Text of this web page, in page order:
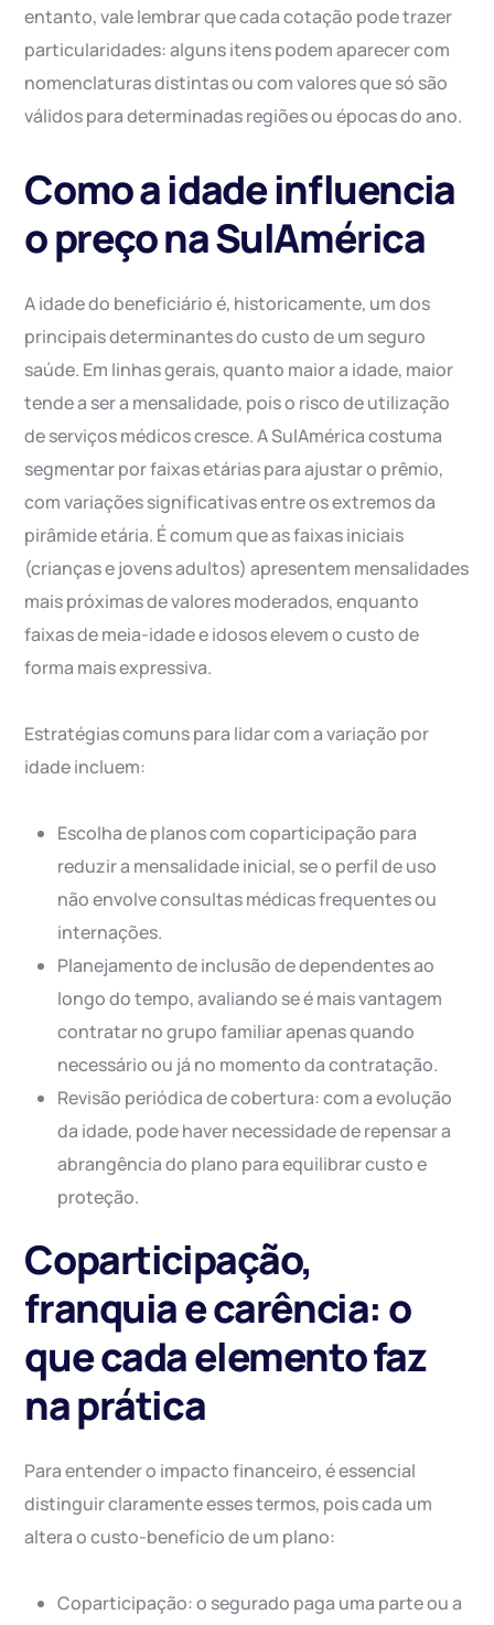
entanto, vale lembrar que cada cotação pode trazer
particularidades: alguns itens podem aparecer com
nomenclaturas distintas ou com valores que só são
válidos para determinadas regiões ou épocas do ano.
Como a idade influencia
o preço na SulAmérica
A idade do beneficiário é, historicamente, um dos
principais determinantes do custo de um seguro
saúde. Em linhas gerais, quanto maior a idade, maior
tende a ser a mensalidade, pois o risco de utilização
de serviços médicos cresce. A SulAmérica costuma
segmentar por faixas etárias para ajustar o prêmio,
com variações significativas entre os extremos da
pirâmide etária. É comum que as faixas iniciais
(crianças e jovens adultos) apresentem mensalidades
mais próximas de valores moderados, enquanto
faixas de meia-idade e idosos elevem o custo de
forma mais expressiva.
Estratégias comuns para lidar com a variação por
idade incluem:
Escolha de planos com coparticipação para
reduzir a mensalidade inicial, se o perfil de uso
não envolve consultas médicas frequentes ou
internações.
Planejamento de inclusão de dependentes ao
longo do tempo, avaliando se é mais vantagem
contratar no grupo familiar apenas quando
necessário ou já no momento da contratação.
Revisão periódica de cobertura: com a evolução
da idade, pode haver necessidade de repensar a
abrangência do plano para equilibrar custo e
proteção.
Coparticipação,
franquia e carência: o
que cada elemento faz
na prática
Para entender o impacto financeiro, é essencial
distinguir claramente esses termos, pois cada um
altera o custo-benefício de um plano:
Coparticipação: o segurado paga uma parte ou a